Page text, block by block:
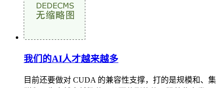
我们的AI人才越来越多
目前还要做对 CUDA 的兼容性支撑，打的是规模和、集